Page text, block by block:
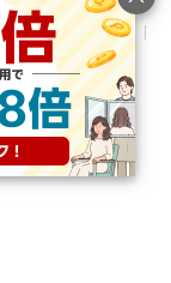
ス情報
利用規約
覧 アプリ一覧